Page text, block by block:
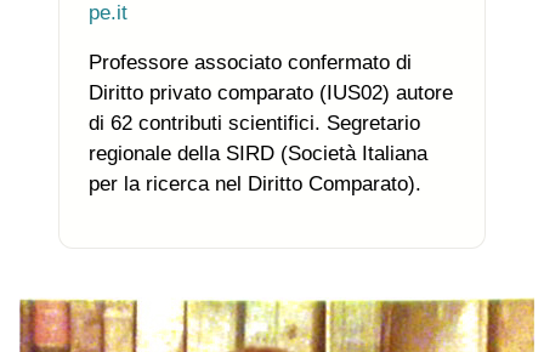
pe.it
Professore associato confermato di
Diritto privato comparato (IUS02) autore
di 62 contributi scientifici. Segretario
regionale della SIRD (Società Italiana
per la ricerca nel Diritto Comparato).
Photo of the research group